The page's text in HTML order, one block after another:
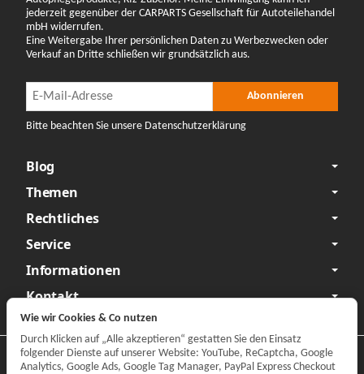
jederzeit gegenüber der CARPARTS Gesellschaft für Autoteilehandel
mbH widerrufen.
Eine Weitergabe Ihrer persönlichen Daten zu Werbezwecken oder
Verkauf an Dritte schließen wir grundsätzlich aus.
Newsletter Abonnieren Abonnieren
Bitte beachten Sie unsere Datenschutzerklärung
Blog
Themen
Rechtliches
Service
Informationen
Kontakt
Datenschutzerklärung •Impressum
Wie wir Cookies & Co nutzen
Durch Klicken auf „Alle akzeptieren“ gestatten Sie den Einsatz
folgender Dienste auf unserer Website: YouTube, ReCaptcha, Google
Analytics, Google Ads, Google Tag Manager, PayPal Express Checkout